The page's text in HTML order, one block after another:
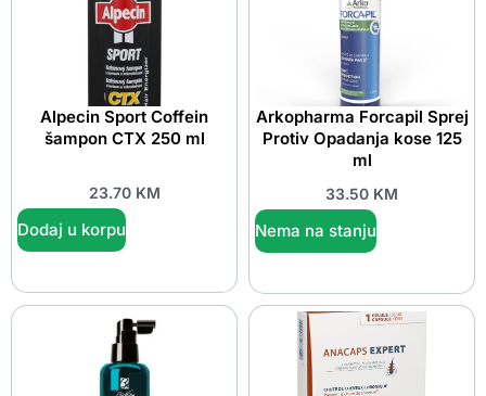
Alpecin Sport Coffein
šampon CTX 250 ml
23.70 KM
Dodaj u korpu
Arkopharma Forcapil Sprej
Protiv Opadanja kose 125
ml
33.50 KM
Nema na stanju